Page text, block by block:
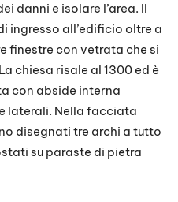
danni e isolare l’area. Il
ingresso all’edificio oltre a
finestre con vetrata che si
chiesa risale al 1300 ed è
con abside interna
laterali. Nella facciata
disegnati tre archi a tutto
su paraste di pietra